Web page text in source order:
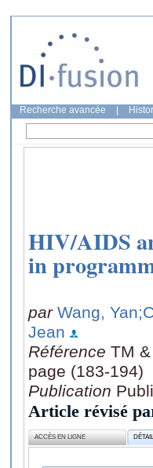
Recherche avancée
HIV/AIDS
in
par Wang, Yan
Jean
Référence TM
page (183-194)
Publication
Article révisé
ACCÈS EN LIGNE